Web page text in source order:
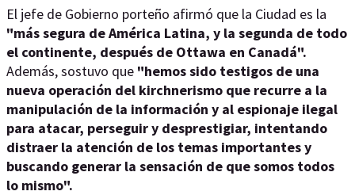
El jefe de Gobierno porteño afirmó que la Ciudad es la
"más segura de América Latina, y la segunda de todo
el continente, después de Ottawa en Canadá".
Además, sostuvo que "hemos sido testigos de una
nueva operación del kirchnerismo que recurre a la
manipulación de la información y al espionaje ilegal
para atacar, perseguir y desprestigiar, intentando
distraer la atención de los temas importantes y
buscando generar la sensación de que somos todos
lo mismo".